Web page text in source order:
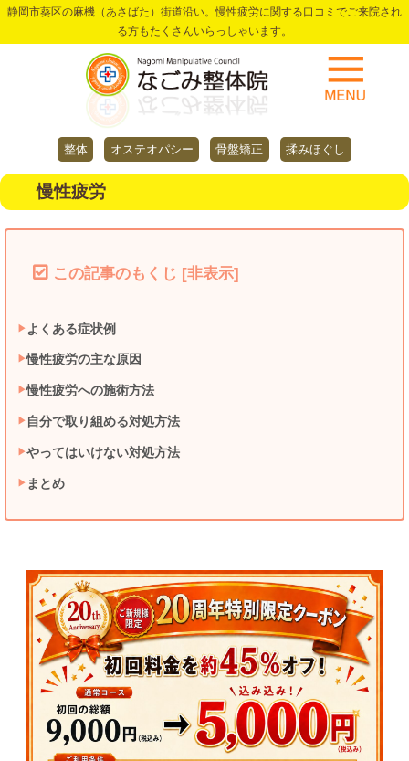
静岡市葵区の麻機（あさばた）街道沿い。慢性疲労に関する口コミでご来院され
る方もたくさんいらっしゃいます。
整体 オステオパシー 骨盤矯正 揉みほぐし
慢性疲労
この記事のもくじ [非表示]
よくある症状例
慢性疲労の主な原因
慢性疲労への施術方法
自分で取り組める対処方法
やってはいけない対処方法
まとめ